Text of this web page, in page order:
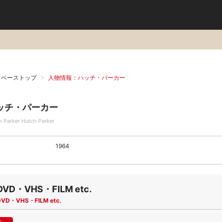
ーストップ 人物情報：ハッチ・パーカー
チ・パーカー
Parker Hutch Parker
1964
・VHS・FILM etc.
・VHS・FILM etc.